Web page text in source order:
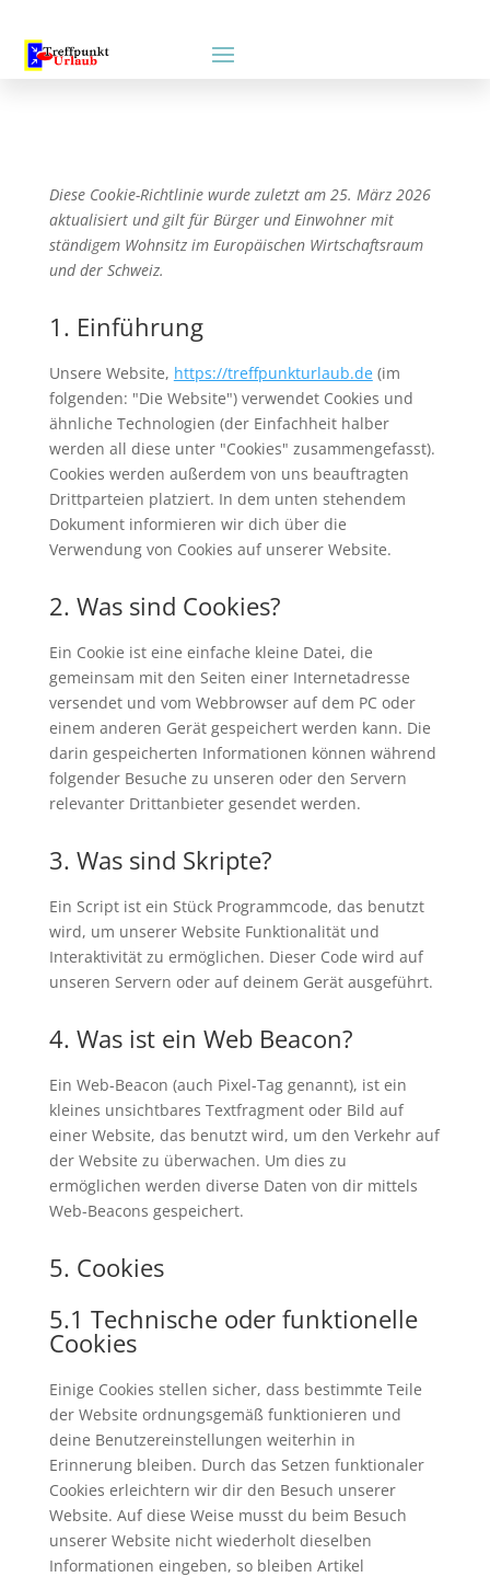
Diese Cookie-Richtlinie wurde zuletzt am 25. März 2026
aktualisiert und gilt für Bürger und Einwohner mit
ständigem Wohnsitz im Europäischen Wirtschaftsraum
und der Schweiz.
1. Einführung
Unsere Website, https://treffpunkturlaub.de(im
folgenden: "Die Website") verwendet Cookies und
ähnliche Technologien (der Einfachheit halber
werden all diese unter "Cookies" zusammengefasst).
Cookies werden außerdem von uns beauftragten
Drittparteien platziert. In dem unten stehendem
Dokument informieren wir dich über die
Verwendung von Cookies auf unserer Website.
2. Was sind Cookies?
Ein Cookie ist eine einfache kleine Datei, die
gemeinsam mit den Seiten einer Internetadresse
versendet und vom Webbrowser auf dem PC oder
einem anderen Gerät gespeichert werden kann. Die
darin gespeicherten Informationen können während
folgender Besuche zu unseren oder den Servern
relevanter Drittanbieter gesendet werden.
3. Was sind Skripte?
Ein Script ist ein Stück Programmcode, das benutzt
wird, um unserer Website Funktionalität und
Interaktivität zu ermöglichen. Dieser Code wird auf
unseren Servern oder auf deinem Gerät ausgeführt.
4. Was ist ein Web Beacon?
Ein Web-Beacon (auch Pixel-Tag genannt), ist ein
kleines unsichtbares Textfragment oder Bild auf
einer Website, das benutzt wird, um den Verkehr auf
der Website zu überwachen. Um dies zu
ermöglichen werden diverse Daten von dir mittels
Web-Beacons gespeichert.
5. Cookies
5.1 Technische oder funktionelle
Cookies
Einige Cookies stellen sicher, dass bestimmte Teile
der Website ordnungsgemäß funktionieren und
deine Benutzereinstellungen weiterhin in
Erinnerung bleiben. Durch das Setzen funktionaler
Cookies erleichtern wir dir den Besuch unserer
Website. Auf diese Weise musst du beim Besuch
unserer Website nicht wiederholt dieselben
Informationen eingeben, so bleiben Artikel